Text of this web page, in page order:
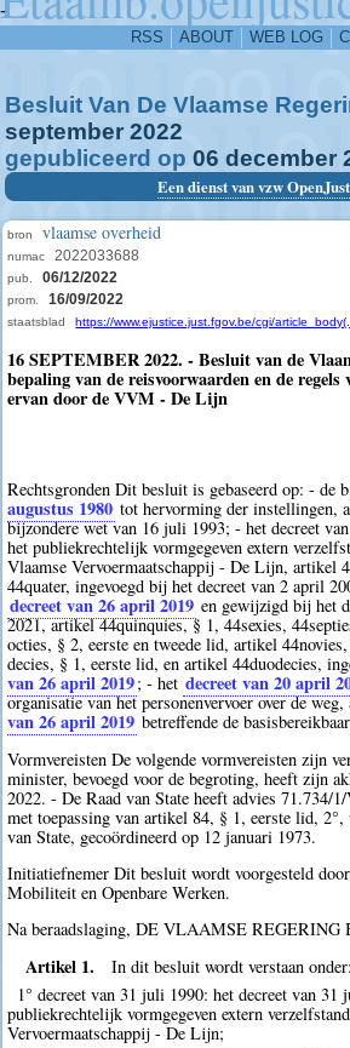
-
RSS ABOUT WEB LOG
Besluit Van De Vlaamse
september 2022
gepubliceerd op 06 december
Een dienst van vzw
bron vlaamse overheid
numac 2022033688
pub. 06/12/2022
prom. 16/09/2022
staatsblad https://www.ejustice.just.fgov.be/cgi/
16 SEPTEMBER 2022. - Besluit van de
bepaling van de reisvoorwaarden en de regels
ervan door de VVM - De Lijn
Rechtsgronden Dit besluit is gebaseerd op: - de
augustus 1980 tot hervorming der instellingen,
bijzondere wet van 16 juli 1993; - het decreet
het publiekrechtelijk vormgegeven extern
Vlaamse Vervoermaatschappij - De Lijn, artikel
44quater, ingevoegd bij het decreet van 2 april
decreet van 26 april 2019 en gewijzigd bij het
2021, artikel 44quinquies, § 1, 44sexies,
octies, § 2, eerste en tweede lid, artikel
decies, § 1, eerste lid, en artikel 44duodecies,
van 26 april 2019; - het decreet van 20 april
organisatie van het personenvervoer over de
van 26 april 2019 betreffende de
Vormvereisten De volgende vormvereisten zijn
minister, bevoegd voor de begroting, heeft zijn
2022. - De Raad van State heeft advies 71.734/
met toepassing van artikel 84, § 1, eerste lid, 2°,
van State, gecoördineerd op 12 januari 1973.
Initiatiefnemer Dit besluit wordt voorgesteld
Mobiliteit en Openbare Werken.
Na beraadslaging, DE VLAAMSE REGERING
Artikel 1.
In dit besluit wordt verstaan onder:
1° decreet van 31 juli 1990: het decreet van 31
publiekrechtelijk vormgegeven extern
Vervoermaatschappij - De Lijn;